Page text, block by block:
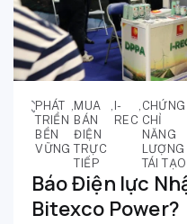
PHÁT
TRIỂN
BỀN
VỮNG
, MUA
BÁN
ĐIỆN
TRỰC
TIẾP
, I-
REC
, CHỨNG
CHỈ
NĂNG
LƯỢNG
TÁI TẠO
Báo Điện lực
Bitexco Power?